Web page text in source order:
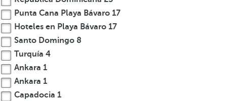
Punta Cana Playa Bávaro 17
Hoteles en Playa Bávaro 17
Santo Domingo 8
Turquía 4
Ankara 1
Ankara 1
Capadocia 1